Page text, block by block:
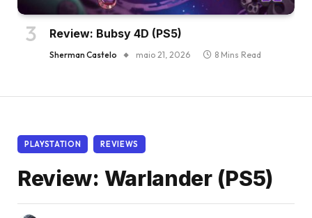
Review: Bubsy 4D (PS5)
Sherman Castelo maio 21, 2026 8 Mins Read
PLAYSTATION REVIEWS
Review: Warlander (PS5)